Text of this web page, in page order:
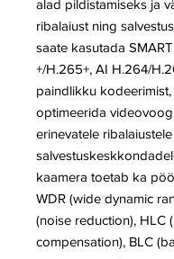
alad pildistamiseks ja
ribalaiust ning
saate kasutada
+/H.265+, AI H.264/
paindlikku kodeerimist,
optimeerida
erinevatele ribalaiustele
kaamera toetab ka
WDR (wide dynamic
(noise reduction), HLC
compensation), BLC